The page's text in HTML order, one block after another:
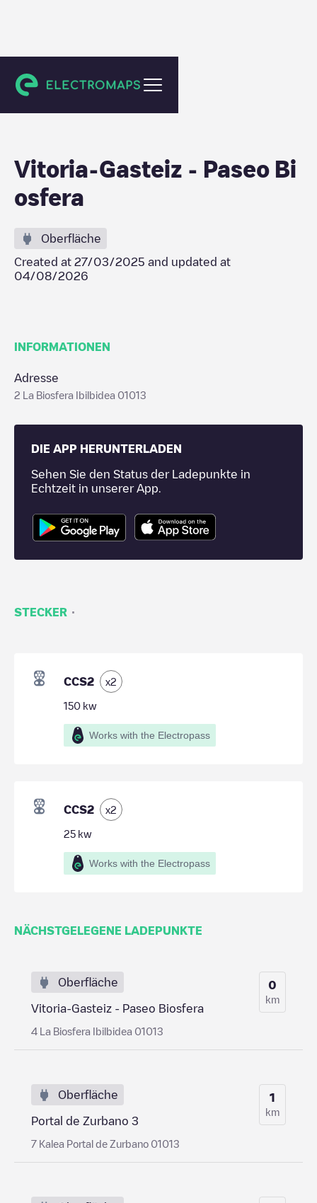
Vitoria-Gasteiz
Vitoria-Gasteiz - Paseo Bi
osfera
Oberfläche
Created at 27/03/2025 and updated at
04/08/2026
INFORMATIONEN
Adresse
2 La Biosfera Ibilbidea 01013
DIE APP HERUNTERLADEN
Sehen Sie den Status der Ladepunkte in
Echtzeit in unserer App.
STECKER ·
CCS2 x2
150 kw
Works with the Electropass
CCS2 x2
25 kw
Works with the Electropass
NÄCHSTGELEGENE LADEPUNKTE
Oberfläche
Vitoria-Gasteiz - Paseo Biosfera
4 La Biosfera Ibilbidea 01013
0
km
Oberfläche
Portal de Zurbano 3
7 Kalea Portal de Zurbano 01013
1
km